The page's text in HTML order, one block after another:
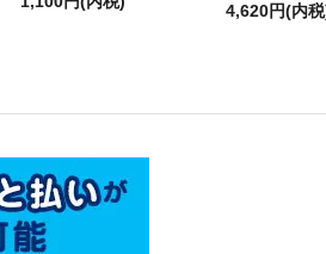
4,620円(内